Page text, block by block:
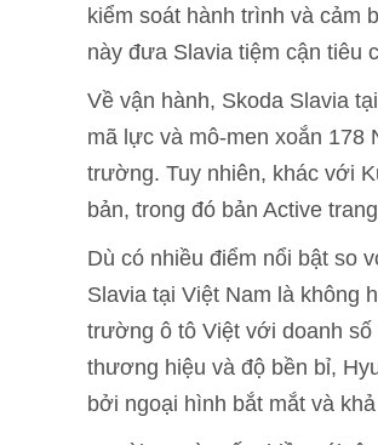
kiểm soát hành trình và cảm
này đưa Slavia tiệm cận tiêu
Về vận hành, Skoda Slavia
mã lực và mô-men xoắn 178
trường. Tuy nhiên, khác với
bản, trong đó bản Active
Dù có nhiều điểm nổi bật so
Slavia tại Việt Nam là không
trường ô tô Việt với doanh
thương hiệu và độ bền bỉ,
bởi ngoại hình bắt mắt và